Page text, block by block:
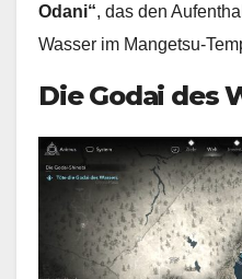
Odani“, das den
Wasser im Mangetsu-
Die Godai des